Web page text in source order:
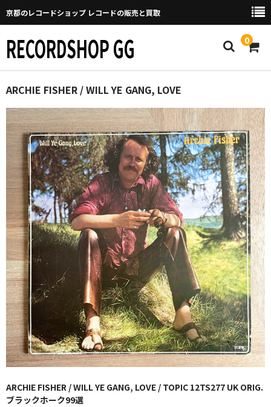
京都のレコードショップ レコードの販売と買取
RECORDSHOP GG 0
Home
マイページ
GGについて
買取について
取り置きなどについて
Categories
New Arrivals
新譜
GG RECORD （当店のレーベル）
全商品
JAZZ-US
BLUE NOTE
JAZZ-EU
ARCHIE FISHER / WILL YE GANG, LOVE
ARCHIE FISHER / WILL YE GANG, LOVE / TOPIC 12TS277 UK ORIG.
ブラックホーク99選